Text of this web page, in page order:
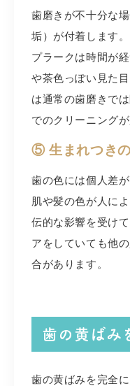
歯磨きが不十分な
垢）が付着します。
プラークは時間が
や茶色っぽい見た
は通常の歯磨きで
でのクリーニングが
⑤ 生まれつき
歯の色には個人差が
肌や髪の色が人に
伝的な影響を受け
アをしていても他
合があります。
歯の黄ばみ
歯の黄ばみを完全